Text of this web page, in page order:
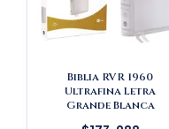
Biblia RVR 1960
Ultrafina Letra
Grande Blanca